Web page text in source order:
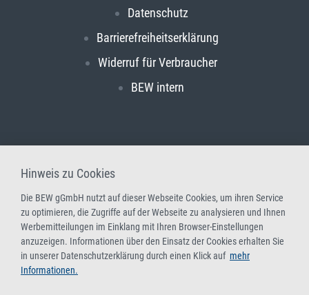
Datenschutz
Barrierefreiheitserklärung
Widerruf für Verbraucher
BEW intern
Hinweis zu Cookies
Die BEW gGmbH nutzt auf dieser Webseite Cookies, um ihren Service
zu optimieren, die Zugriffe auf der Webseite zu analysieren und Ihnen
Werbemitteilungen im Einklang mit Ihren Browser-Einstellungen
anzuzeigen. Informationen über den Einsatz der Cookies erhalten Sie
in unserer Datenschutzerklärung durch einen Klick auf mehr
Informationen.